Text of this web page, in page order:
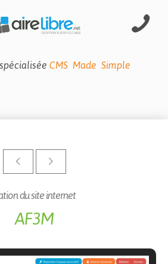
spécialisée CMS Made Simple
du site internet
AF3M